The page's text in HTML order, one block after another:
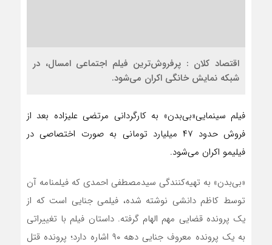
اقتصاد کلان : پرفروش‌ترین فیلم اجتماعی امسال، در
شبکه نمایش خانگی اکران می‌شود.
فیلم سینمایی«بی‌بدن» به کارگردانی مرتضی علیزاده بعد از
فروش حدود ۴۷ میلیارد تومانی به صورت اختصاصی در
فیلیمو اکران می‌شود.
«بی‌بدن» به تهیه‌کنندگی سیدمصطفی احمدی که فیلمنامه آن
توسط کاظم دانشی نوشته شده، فیلمی جنایی است که از
یک پرونده قضایی مهم الهام گرفته. داستان فیلم با تغییراتی
به یک پرونده معروف جنایی دهه ۹۰ اشاره دارد؛ پرونده قتل